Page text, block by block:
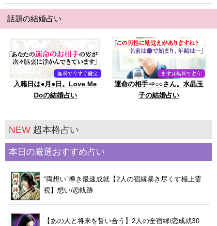
話題の結婚占い
入籍日は●月●日。Love Me
Doの結婚占い
運命の相手⇒○○さん。水晶玉
子の結婚占い
NEW 超本格占い
本日の厳選おすすめ占い
“両想い”導き最速成就【2人の宿縁暴き尽くす極上霊
視】想い/恋軌跡
【あの人と将来を誓い合う】2人の全宿縁/恋成就30